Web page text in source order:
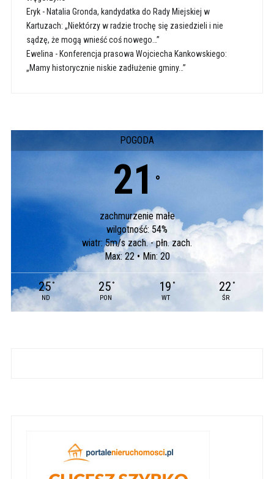
Eryk- Natalia Gronda, kandydatka do Rady Miejskiej w
Kartuzach: „Niektórzy w radzie trochę się zasiedzieli i nie
sądzę, że mogą wnieść coś nowego…”
Ewelina - Konferencja prasowa Wojciecha Kankowskiego:
„Mamy historycznie niskie zadłużenie gminy…”
POGODA
21 °
zachmurzenie małe
wilgotność: 54%
wiatr: 5m/s zach. - płn. zach.
Max: 22 • Min: 20
25 °
ND
25 °
PON
19 °
WT
22 °
ŚR